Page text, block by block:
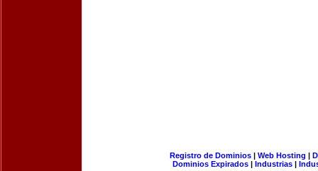
Registro de Dominios| Web Hosting |
Dominios Expirados | Industrias |